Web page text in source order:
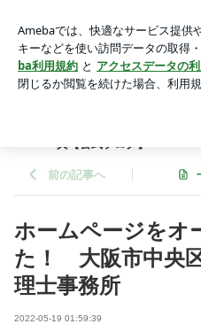
和真税理士事務所 | 大阪市中
和真【公式ブログ】
アプリをダウンロードして ブロ
ょう。
真【公式ブログ】
前の記事へ
ホームページをオ
た！ 大阪市中央
理士事務所
2022-05-19 01:59:39